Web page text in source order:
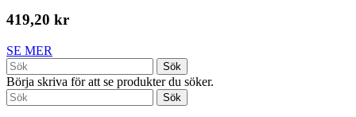
419,20 kr
SE MER
Sök
Börja skriva för att se produkter du söker.
Sök